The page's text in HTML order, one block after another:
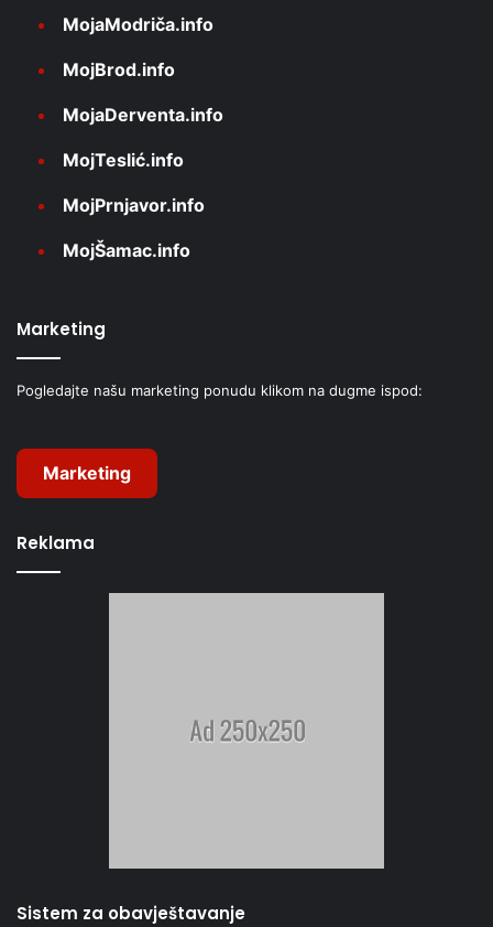
MojaModriča.info
MojBrod.info
MojaDerventa.info
MojTeslić.info
MojPrnjavor.info
MojŠamac.info
Marketing
Pogledajte našu marketing ponudu klikom na dugme ispod:
Marketing
Reklama
Sistem za obavještavanje